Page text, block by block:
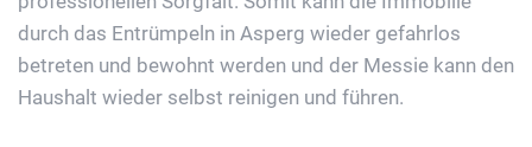
durch das Entrümpeln in Asperg wieder gefahrlos
betreten und bewohnt werden und der Messie kann den
Haushalt wieder selbst reinigen und führen.